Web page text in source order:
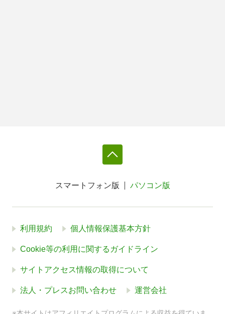
スマートフォン版 パソコン版
利用規約 個人情報保護基本方針
Cookie等の利用に関するガイドライン
サイトアクセス情報の取得について
法人・プレスお問い合わせ 運営会社